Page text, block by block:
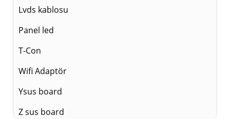
Lvds kablosu
Panel led
T-Con
Wifi Adaptör
Ysus board
Z sus board